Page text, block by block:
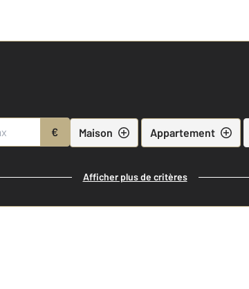
€ Maison Appartement
Afficher plus de critères